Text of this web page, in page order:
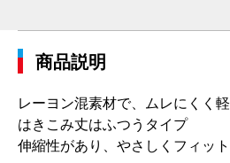
商品説明
レーヨン混素材で、ムレにくく
はきこみ丈はふつうタイプ
伸縮性があり、やさしくフィット